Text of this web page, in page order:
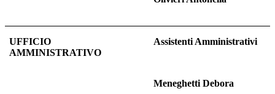
UFFICIO
AMMINISTRATIVO
Assistenti Amministrativi
Meneghetti Debora